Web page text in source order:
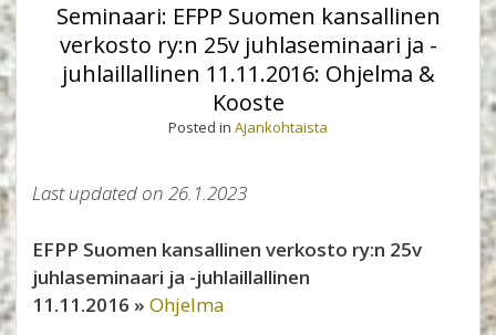
Seminaari: EFPP Suomen kansallinen
verkosto ry:n 25v juhlaseminaari ja -
juhlaillallinen 11.11.2016: Ohjelma &
Kooste
Posted in Ajankohtaista
Last updated on 26.1.2023
EFPP Suomen kansallinen verkosto ry:n 25v
juhlaseminaari ja -juhlaillallinen
11.11.2016 » Ohjelma